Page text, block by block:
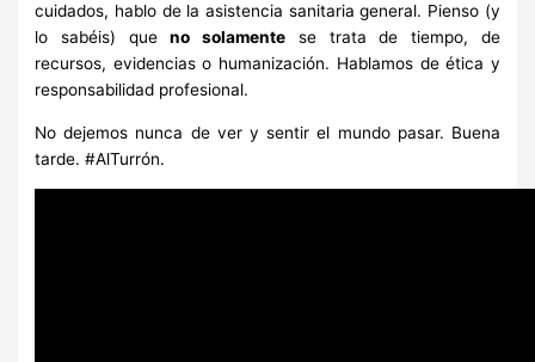
cuidados, hablo de la asistencia sanitaria general. Pienso (y
lo sabéis) queno solamente se trata de tiempo, de
recursos, evidencias o humanización. Hablamos de ética y
responsabilidad profesional.
No dejemos nunca de ver y sentir el mundo pasar. Buena
tarde. #AlTurrón.